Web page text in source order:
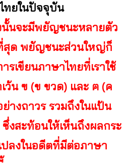
ทยในปัจจุบัน
นั้นจะมีพยัญชนะหลายตัว
สุด พยัญชนะส่วนใหญ่ก็
รเขียนภาษาไทยที่เราใช้
ว้น ฃ (ข ขวด) และ ฅ (ค
างถาวร รวมถึงในแป้น
งสะท้อนให้เห็นถึงผลกระ
ลงในอดีตที่มีต่อภาษา